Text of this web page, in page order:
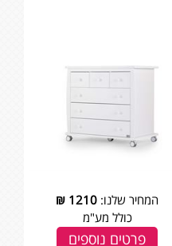
המחיר שלנו: 1210
₪
כולל מע"מ
פרטים נוספים